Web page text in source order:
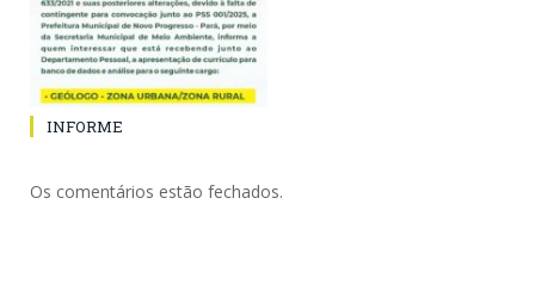
INFORME
Os comentários estão fechados.